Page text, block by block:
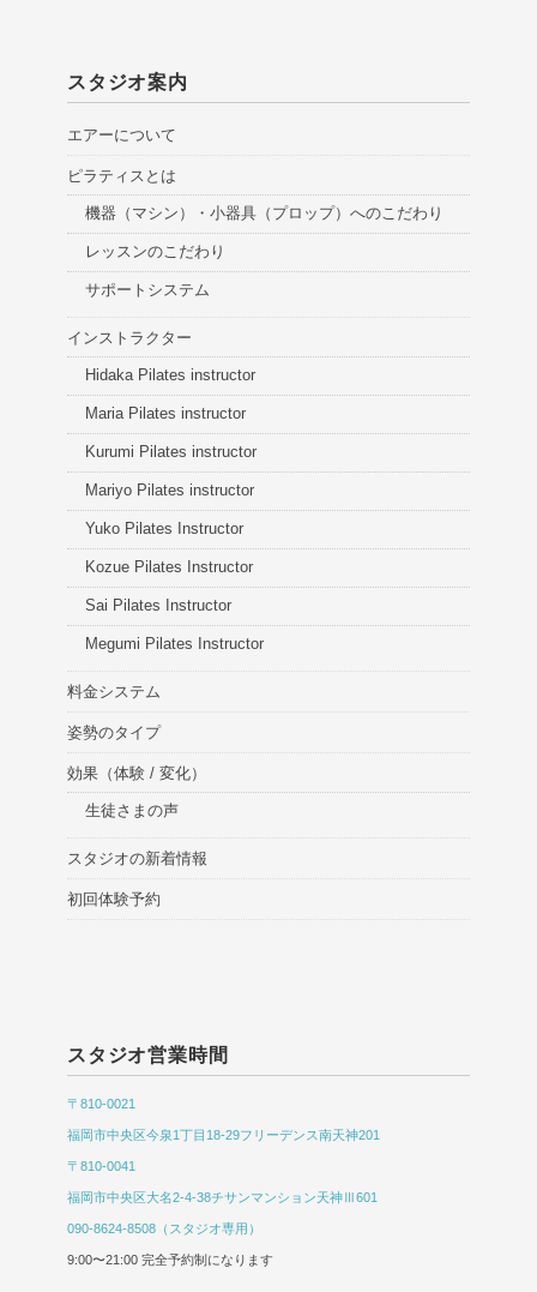
スタジオ案内
エアーについて
ピラティスとは
機器（マシン）・小器具（プロップ）へのこだわり
レッスンのこだわり
サポートシステム
インストラクター
Hidaka Pilates instructor
Maria Pilates instructor
Kurumi Pilates instructor
Mariyo Pilates instructor
Yuko Pilates Instructor
Kozue Pilates Instructor
Sai Pilates Instructor
Megumi Pilates Instructor
料金システム
姿勢のタイプ
効果（体験 / 変化）
生徒さまの声
スタジオの新着情報
初回体験予約
スタジオ営業時間
〒810-0021
福岡市中央区今泉1丁目18-29フリーデンス南天神201
〒810-0041
福岡市中央区大名2-4-38チサンマンション天神Ⅲ601
090-8624-8508（スタジオ専用）
9:00〜21:00 完全予約制になります